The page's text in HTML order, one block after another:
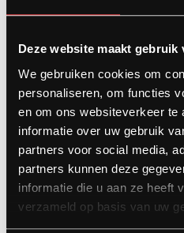
Deze website maakt gebruik
We gebruiken cookies om
personaliseren, om functies
en om ons websiteverkeer te
informatie over uw gebruik
partners voor social media,
partners kunnen deze
informatie die u aan ze heeft
verzameld op basis van uw
Diensten
Afspraak showroom
Afspraak werkplaats